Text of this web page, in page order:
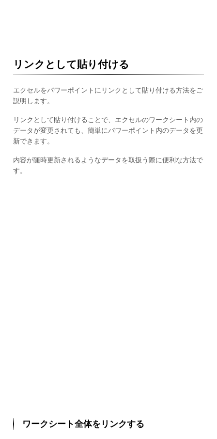
リンクとして貼り付ける
エクセルをパワーポイントにリンクとして貼り付ける方法をご
説明します。
リンクとして貼り付けることで、エクセルのワークシート内の
データが変更されても、簡単にパワーポイント内のデータを更
新できます。
内容が随時更新されるようなデータを取扱う際に便利な方法で
す。
ワークシート全体をリンクする